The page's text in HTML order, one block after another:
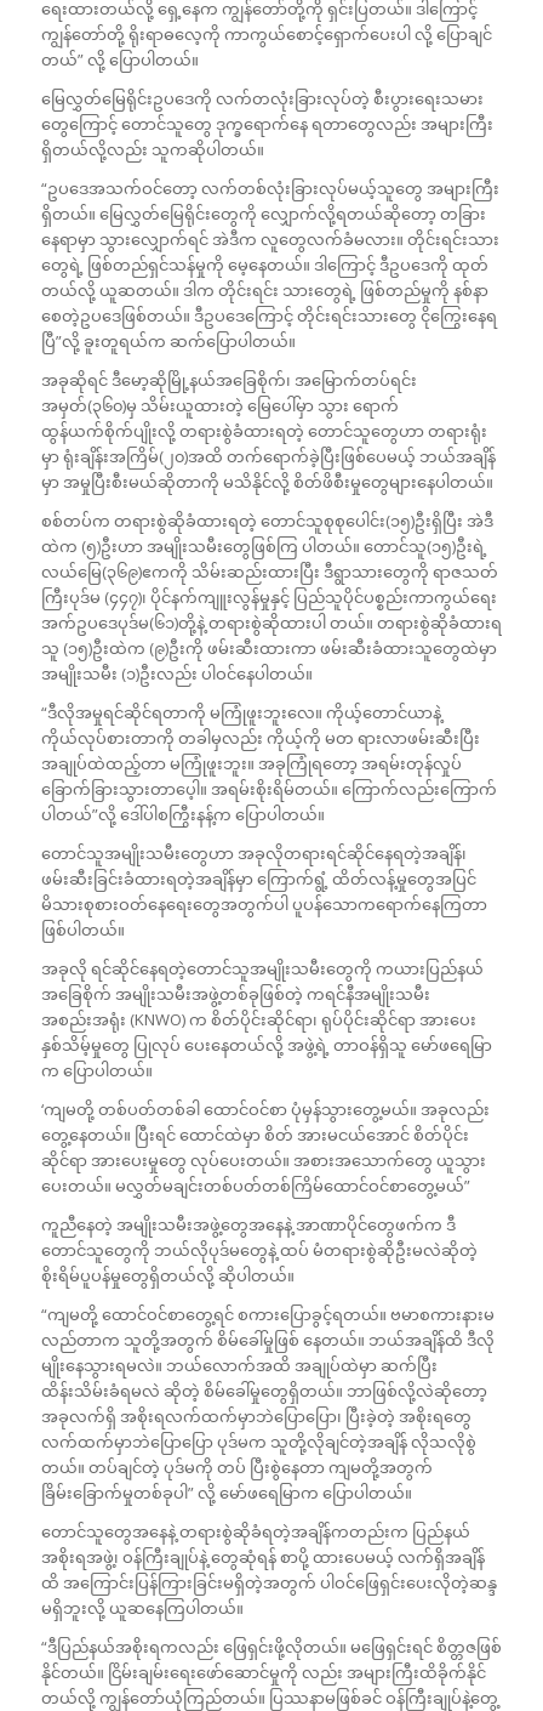
ရေးထားတယ်လို့ ရှေ့နေက ကျွန်တော်တို့ကို ရှင်းပြတယ်။ ဒါကြောင့်
ကျွန်တော်တို့ ရိုးရာဓလေ့ကို ကာကွယ်စောင့်ရှောက်ပေးပါ လို့ ပြောချင်
တယ်” လို့ ပြောပါတယ်။
မြေလွှတ်မြေရိုင်းဥပဒေကို လက်တလုံးခြားလုပ်တဲ့ စီးပွားရေးသမား
တွေကြောင့် တောင်သူတွေ ဒုက္ခရောက်နေ ရတာတွေလည်း အများကြီး
ရှိတယ်လို့လည်း သူကဆိုပါတယ်။
“ဥပဒေအသက်ဝင်တော့ လက်တစ်လုံးခြားလုပ်မယ့်သူတွေ အများကြီး
ရှိတယ်။ မြေလွှတ်မြေရိုင်းတွေကို လျှောက်လို့ရတယ်ဆိုတော့ တခြား
နေရာမှာ သွားလျှောက်ရင် အဲဒီက လူတွေလက်ခံမလား။ တိုင်းရင်းသား
တွေရဲ့ ဖြစ်တည်ရှင်သန်မှုကို မေ့နေတယ်။ ဒါကြောင့် ဒီဥပဒေကို ထုတ်
တယ်လို့ ယူဆတယ်။ ဒါက တိုင်းရင်း သားတွေရဲ့ ဖြစ်တည်မှုကို နစ်နာ
စေတဲ့ဥပဒေဖြစ်တယ်။ ဒီဥပဒေကြောင့် တိုင်းရင်းသားတွေ ငိုကြွေးနေရ
ပြီ”လို့ ခူးတူရယ်က ဆက်ပြောပါတယ်။
အခုဆိုရင် ဒီမော့ဆိုမြို့နယ်အခြေစိုက်၊ အမြောက်တပ်ရင်း
အမှတ်(၃၆၀)မှ သိမ်းယူထားတဲ့ မြေပေါ်မှာ သွား ရောက်
ထွန်ယက်စိုက်ပျိုးလို့ တရားစွဲခံထားရတဲ့ တောင်သူတွေဟာ တရားရုံး
မှာ ရုံးချိန်းအကြိမ်(၂၀)အထိ တက်ရောက်ခဲ့ပြီးဖြစ်ပေမယ့် ဘယ်အချိန်
မှာ အမှုပြီးစီးမယ်ဆိုတာကို မသိနိုင်လို့ စိတ်ဖိစီးမှုတွေများနေပါတယ်။
စစ်တပ်က တရားစွဲဆိုခံထားရတဲ့ တောင်သူစုစုပေါင်း(၁၅)ဦးရှိပြီး အဲဒီ
ထဲက (၅)ဦးဟာ အမျိုးသမီးတွေဖြစ်ကြ ပါတယ်။ တောင်သူ(၁၅)ဦးရဲ့
လယ်မြေ(၃၆၉)ဧကကို သိမ်းဆည်းထားပြီး ဒီရွာသားတွေကို ရာဇသတ်
ကြီးပုဒ်မ (၄၄၇)၊ ပိုင်နက်ကျူးလွန်မှုနှင့် ပြည်သူပိုင်ပစ္စည်းကာကွယ်ရေး
အက်ဥပဒေပုဒ်မ(၆၁)တို့နဲ့ တရားစွဲဆိုထားပါ တယ်။ တရားစွဲဆိုခံထားရ
သူ (၁၅)ဦးထဲက (၉)ဦးကို ဖမ်းဆီးထားကာ ဖမ်းဆီးခံထားသူတွေထဲမှာ
အမျိုးသမီး (၁)ဦးလည်း ပါဝင်နေပါတယ်။
“ဒီလိုအမှုရင်ဆိုင်ရတာကို မကြုံဖူးဘူးလေ။ ကိုယ့်တောင်ယာနဲ့
ကိုယ်လုပ်စားတာကို တခါမှလည်း ကိုယ့်ကို မတ ရားလာဖမ်းဆီးပြီး
အချုပ်ထဲထည့်တာ မကြုံဖူးဘူး။ အခုကြုံရတော့ အရမ်းတုန်လှုပ်
ခြောက်ခြားသွားတာပေ့ါ။ အရမ်းစိုးရိမ်တယ်။ ကြောက်လည်းကြောက်
ပါတယ်”လို့ ဒေါ်ပါစကြွီးနန့်က ပြောပါတယ်။
တောင်သူအမျိုးသမီးတွေဟာ အခုလိုတရားရင်ဆိုင်နေရတဲ့အချိန်၊
ဖမ်းဆီးခြင်းခံထားရတဲ့အချိန်မှာ ကြောက်ရွံ့ ထိတ်လန့်မှုတွေအပြင်
မိသားစုစားဝတ်နေရေးတွေအတွက်ပါ ပူပန်သောကရောက်နေကြတာ
ဖြစ်ပါတယ်။
အခုလို ရင်ဆိုင်နေရတဲ့တောင်သူအမျိုးသမီးတွေကို ကယားပြည်နယ်
အခြေစိုက် အမျိုးသမီးအဖွဲ့တစ်ခုဖြစ်တဲ့ ကရင်နီအမျိုးသမီး
အစည်းအရုံး (KNWO) က စိတ်ပိုင်းဆိုင်ရာ၊ ရုပ်ပိုင်းဆိုင်ရာ အားပေး
နှစ်သိမ့်မှုတွေ ပြုလုပ် ပေးနေတယ်လို့ အဖွဲ့ရဲ့ တာဝန်ရှိသူ မော်ဖရေမြာ
က ပြောပါတယ်။
‘ကျမတို့ တစ်ပတ်တစ်ခါ ထောင်ဝင်စာ ပုံမှန်သွားတွေ့မယ်။ အခုလည်း
တွေ့နေတယ်။ ပြီးရင် ထောင်ထဲမှာ စိတ် အားမငယ်အောင် စိတ်ပိုင်း
ဆိုင်ရာ အားပေးမှုတွေ လုပ်ပေးတယ်။ အစားအသောက်တွေ ယူသွား
ပေးတယ်။ မလွှတ်မချင်းတစ်ပတ်တစ်ကြိမ်ထောင်ဝင်စာတွေ့မယ်”
ကူညီနေတဲ့ အမျိုးသမီးအဖွဲ့တွေအနေနဲ့ အာဏာပိုင်တွေဖက်က ဒီ
တောင်သူတွေကို ဘယ်လိုပုဒ်မတွေနဲ့ ထပ် မံတရားစွဲဆိုဦးမလဲဆိုတဲ့
စိုးရိမ်ပူပန်မှုတွေရှိတယ်လို့ ဆိုပါတယ်။
“ကျမတို့ ထောင်ဝင်စာတွေ့ရင် စကားပြောခွင့်ရတယ်။ ဗမာစကားနားမ
လည်တာက သူတို့အတွက် စိမ်ခေါ်မှုဖြစ် နေတယ်။ ဘယ်အချိန်ထိ ဒီလို
မျိုးနေသွားရမလဲ။ ဘယ်လောက်အထိ အချုပ်ထဲမှာ ဆက်ပြီး
ထိန်းသိမ်းခံရမလဲ ဆိုတဲ့ စိမ်ခေါ်မှုတွေရှိတယ်။ ဘာဖြစ်လို့လဲဆိုတော့
အခုလက်ရှိ အစိုးရလက်ထက်မှာဘဲပြောပြော၊ ပြီးခဲ့တဲ့ အစိုးရတွေ
လက်ထက်မှာဘဲပြောပြော ပုဒ်မက သူတို့လိုချင်တဲ့အချိန် လိုသလိုစွဲ
တယ်။ တပ်ချင်တဲ့ ပုဒ်မကို တပ် ပြီးစွဲနေတာ ကျမတို့အတွက်
ခြိမ်းခြောက်မှုတစ်ခုပါ” လို့ မော်ဖရေမြာက ပြောပါတယ်။
တောင်သူတွေအနေနဲ့ တရားစွဲဆိုခံရတဲ့အချိန်ကတည်းက ပြည်နယ်
အစိုးရအဖွဲ့၊ ဝန်ကြီးချုပ်နဲ့ တွေဆုံရန် စာပို့ ထားပေမယ့် လက်ရှိအချိန်
ထိ အကြောင်းပြန်ကြားခြင်းမရှိတဲ့အတွက် ပါဝင်ဖြေရှင်းပေးလိုတဲ့ဆန္ဒ
မရှိဘူးလို့ ယူဆနေကြပါတယ်။
“ဒီပြည်နယ်အစိုးရကလည်း ဖြေရှင်းဖို့လိုတယ်။ မဖြေရှင်းရင် စိတ္တဇဖြစ်
နိုင်တယ်။ ငြိမ်းချမ်းရေးဖော်ဆောင်မှုကို လည်း အများကြီးထိခိုက်နိုင်
တယ်လို့ ကျွန်တော်ယုံကြည်တယ်။ ပြဿနာမဖြစ်ခင် ဝန်ကြီးချုပ်နဲ့တွေ့